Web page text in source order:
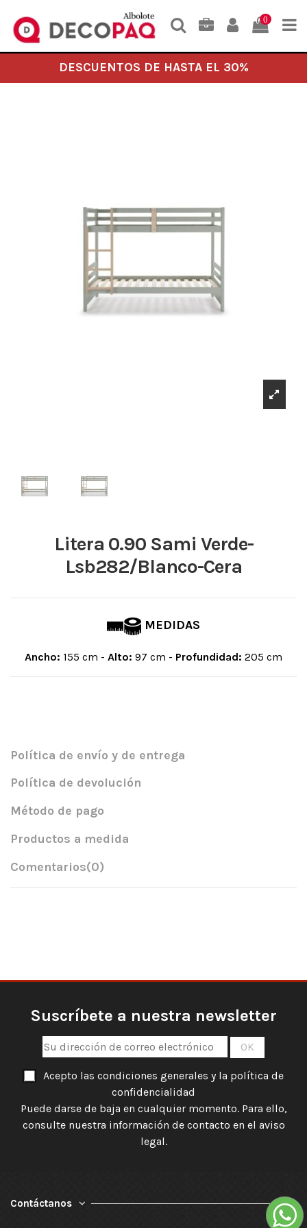
0
DESCUENTOS DE HASTA EL 30%
Litera 0.90 Sami Verde-
Lsb282/Blanco-Cera
MEDIDAS
Ancho: 155 cm - Alto: 97 cm - Profundidad: 205 cm
Política de envío y de entrega
Política de devolución
Método de pago
Productos a medida
Comentarios(0)
Suscríbete a nuestra newsletter
Acepto las condiciones generales y la política de
confidencialidad
Puede darse de baja en cualquier momento. Para ello,
consulte nuestra información de contacto en el aviso
legal.
Contáctanos